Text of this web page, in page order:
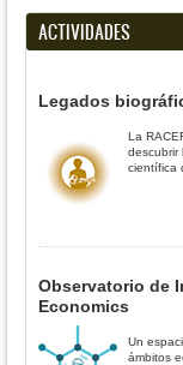
ACTIVIDADES
Legados
La
descubrir
científica
Observatorio de
Economics
Un
ámbitos